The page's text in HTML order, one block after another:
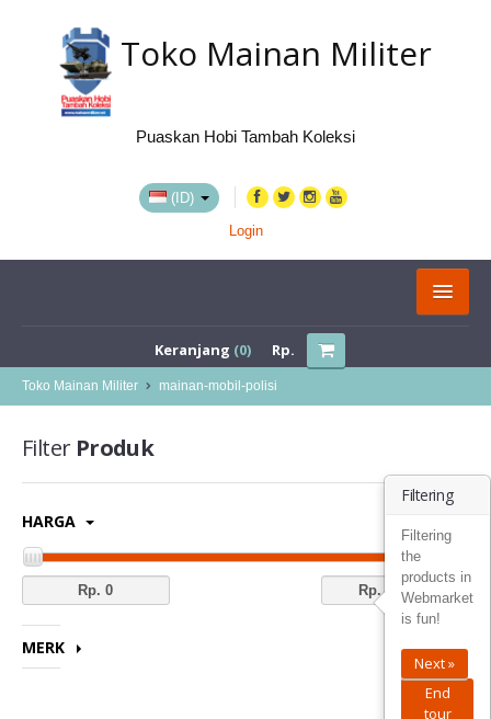
Toko Mainan Militer
Puaskan Hobi Tambah Koleksi
(ID)
Login
BELI VIA MARKETPLACE
TENTANG KAMI
LOKASI
KOMUNITAS
KONTAK KAMI
Keranjang (0) Rp.
Toko Mainan Militer mainan-mobil-polisi
FilterProduk
HARGA
MERK
Filtering
Filtering
the
products in
Webmarket
is fun!
Next »
End
tour